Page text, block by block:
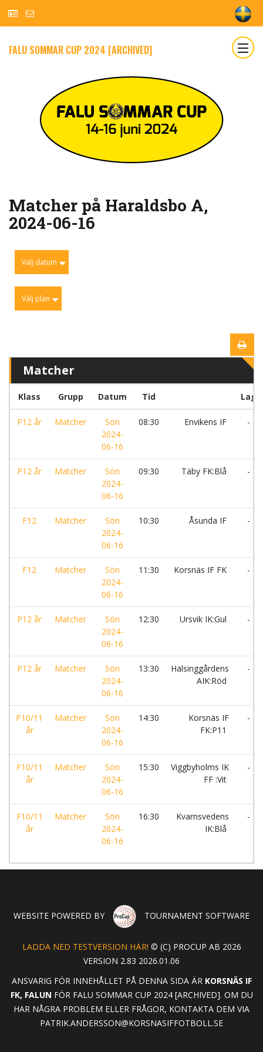
FALU SOMMAR CUP 2024 [ARCHIVED]
Matcher på Haraldsbo A,
2024-06-16
Välj datum
Välj plan
Matcher
Klass Grupp Datum Tid Lag
P12 år Matcher
Sön
2024-
06-16
08:30 Envikens IF -
P12 år Matcher
Sön
2024-
06-16
09:30 Täby FK:Blå -
F12 Matcher
Sön
2024-
06-16
10:30 Åsunda IF -
F12 Matcher
Sön
2024-
06-16
11:30 Korsnäs IF FK -
P12 år Matcher
Sön
2024-
06-16
12:30 Ursvik IK:Gul -
P12 år Matcher
Sön
2024-
06-16
13:30
Hälsinggårdens
AIK:Röd
-
P10/11
år
Matcher
Sön
2024-
06-16
14:30
Korsnäs IF
FK:P11
-
F10/11
år
Matcher
Sön
2024-
06-16
15:30
Viggbyholms IK
FF :Vit
-
F10/11
år
Matcher
Sön
2024-
06-16
16:30
Kvarnsvedens
IK:Blå
-
WEBSITE POWERED BY TOURNAMENT SOFTWARE
LADDA NED TESTVERSION HÄR! © (C) PROCUP AB 2026
VERSION 2.83 2026.01.06
ANSVARIG FÖR INNEHÅLLET PÅ DENNA SIDA ÄR KORSNÄS IF
FK, FALUN FÖR FALU SOMMAR CUP 2024 [ARCHIVED]. OM DU
HAR NÅGRA PROBLEM ELLER FRÅGOR, KONTAKTA DEM VIA
PATRIK.ANDERSSON@KORSNASIFFOTBOLL.SE